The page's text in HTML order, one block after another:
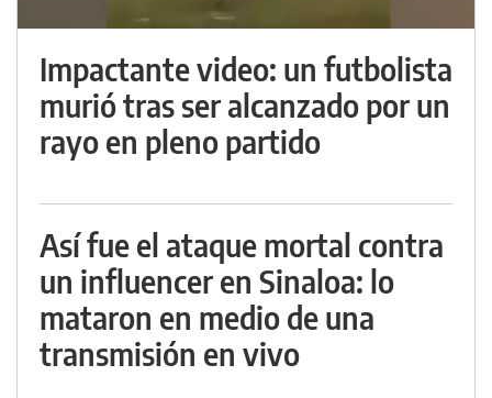
Impactante video: un futbolista
murió tras ser alcanzado por un
rayo en pleno partido
Así fue el ataque mortal contra
un influencer en Sinaloa: lo
mataron en medio de una
transmisión en vivo